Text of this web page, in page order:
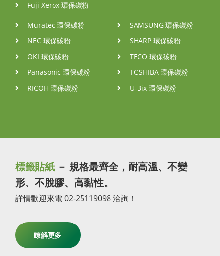
Fuji Xerox 環保碳粉
Muratec 環保碳粉
NEC 環保碳粉
OKI 環保碳粉
Panasonic 環保碳粉
RICOH 環保碳粉
SAMSUNG 環保碳粉
SHARP 環保碳粉
TECO 環保碳粉
TOSHIBA 環保碳粉
U-Bix 環保碳粉
標籤貼紙 － 規格最齊全，耐高溫、不變
形、不脫膠、高黏性。
詳情歡迎來電 02-25119098 洽詢！
瞭解更多